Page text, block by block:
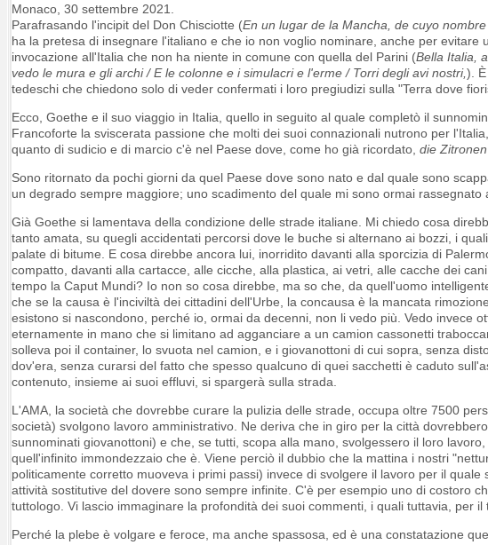
Monaco, 30 settembre 2021.
Parafrasando l'incipit del Don Chisciotte (En un lugar de la Mancha, de cuyo
ha la pretesa di insegnare l'italiano e che io non voglio nominare, anche per
invocazione all'Italia che non ha niente in comune con quella del Parini (Bella Italia,
vedo le mura e gli archi / E le colonne e i simulacri e l'erme / Torri degli avi nostri,).
tedeschi che chiedono solo di veder confermati i loro pregiudizi sulla "Terra dove
Ecco, Goethe e il suo viaggio in Italia, quello in seguito al quale completò il
Francoforte la sviscerata passione che molti dei suoi connazionali nutrono per
quanto di sudicio e di marcio c'è nel Paese dove, come ho già ricordato, die
Sono ritornato da pochi giorni da quel Paese dove sono nato e dal quale sono
un degrado sempre maggiore; uno scadimento del quale mi sono ormai rassegnato
Già Goethe si lamentava della condizione delle strade italiane. Mi chiedo cosa
tanto amata, su quegli accidentati percorsi dove le buche si alternano ai bozzi, i
palate di bitume. E cosa direbbe ancora lui, inorridito davanti alla sporcizia di
compatto, davanti alla cartacce, alle cicche, alla plastica, ai vetri, alle cacche dei
tempo la Caput Mundi? Io non so cosa direbbe, ma so che, da quell'uomo
che se la causa è l'inciviltà dei cittadini dell'Urbe, la concausa è la mancata
esistono si nascondono, perché io, ormai da decenni, non li vedo più. Vedo invece
eternamente in mano che si limitano ad agganciare a un camion cassonetti
solleva poi il container, lo svuota nel camion, e i giovanottoni di cui sopra, senza
dov'era, senza curarsi del fatto che spesso qualcuno di quei sacchetti è caduto
contenuto, insieme ai suoi effluvi, si spargerà sulla strada.
L'AMA, la società che dovrebbe curare la pulizia delle strade, occupa oltre 7500
società) svolgono lavoro amministrativo. Ne deriva che in giro per la città
sunnominati giovanottoni) e che, se tutti, scopa alla mano, svolgessero il loro
quell'infinito immondezzaio che è. Viene perciò il dubbio che la mattina i nostri
politicamente corretto muoveva i primi passi) invece di svolgere il lavoro per il
attività sostitutive del dovere sono sempre infinite. C'è per esempio uno di costoro
tuttologo. Vi lascio immaginare la profondità dei suoi commenti, i quali tuttavia, per
Perché la plebe è volgare e feroce, ma anche spassosa, ed è una constatazione